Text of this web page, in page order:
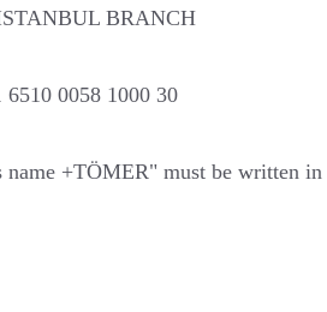
BRANCH
0058 1000 30
+TÖMER" must be written